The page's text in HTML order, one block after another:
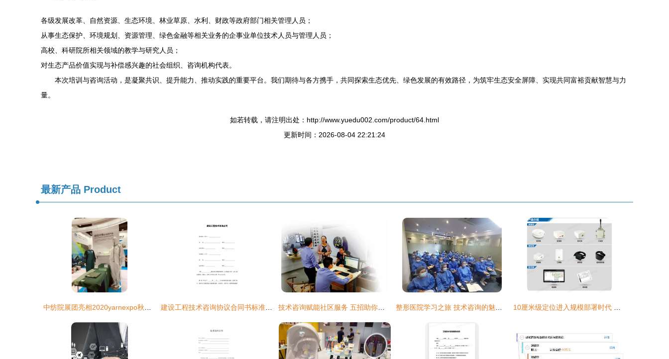
各级发展改革、自然资源、生态环境、林业草原、水利、财政等政府部门相关管理人员；
从事生态保护、环境规划、资源管理、绿色金融等相关业务的企事业单位技术人员与管理人员；
高校、科研院所相关领域的教学与研究人员；
对生态产品价值实现与补偿感兴趣的社会组织、咨询机构代表。
本次培训与咨询活动，是凝聚共识、提升能力、推动实践的重要平台。我们期待与各方携手，共同探索生态优先、绿色发展的有效路径，为筑牢生态安全屏障、实现共同富裕贡献智慧与力
量。
如若转载，请注明出处：http://www.yuedu002.com/product/64.html
更新时间：2026-08-04 22:21:24
最新产品 Product